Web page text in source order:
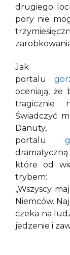
drugiego
pory nie
Jak
portalu
oceniają, że
tragicznie
Świadczyć
portalu
które od
,,Wszyscy
Niemców.
czeka na
jedzenie i